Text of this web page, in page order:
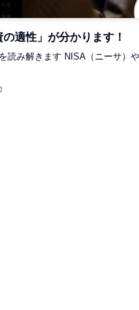
適性」が分かります！
読み解きます NISA（ニーサ）や